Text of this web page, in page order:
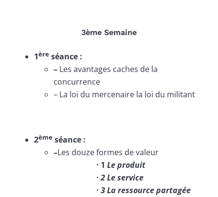
3ème Semaine
1ère séance :
– Les avantages caches de la
concurrence
– La loi du mercenaire la loi du militant
2ème séance :
–Les douze formes de valeur
· 1 Le produit
· 2 Le service
· 3 La ressource partagée